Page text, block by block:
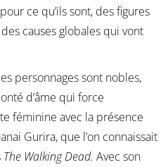
ce qu’ils sont, des figures
causes globales qui vont
personnages sont nobles,
d’âme qui force
féminine avec la présence
Gurira, que l’on connaissait
The Walking Dead. Avec son